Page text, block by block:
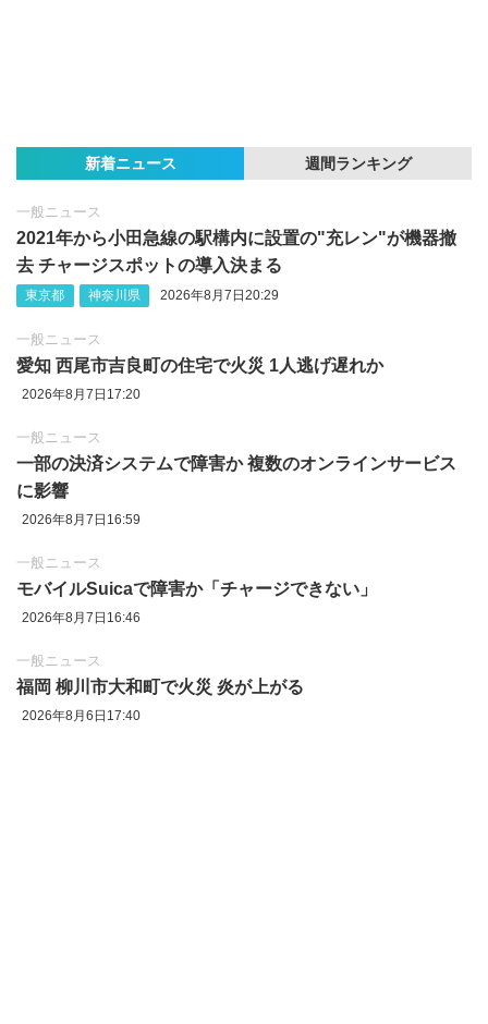
新着ニュース 週間ランキング
一般ニュース
2021年から小田急線の駅構内に設置の"充レン"が機器撤
去 チャージスポットの導入決まる
東京都 神奈川県 2026年8月7日20:29
一般ニュース
愛知 西尾市吉良町の住宅で火災 1人逃げ遅れか
2026年8月7日17:20
一般ニュース
一部の決済システムで障害か 複数のオンラインサービス
に影響
2026年8月7日16:59
一般ニュース
モバイルSuicaで障害か「チャージできない」
2026年8月7日16:46
一般ニュース
福岡 柳川市大和町で火災 炎が上がる
2026年8月6日17:40